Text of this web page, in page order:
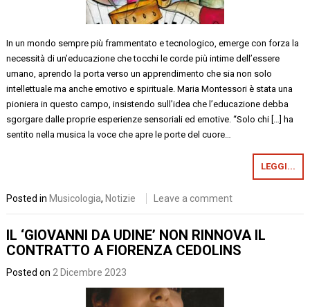
In un mondo sempre più frammentato e tecnologico, emerge con forza la
necessità di un’educazione che tocchi le corde più intime dell’essere
umano, aprendo la porta verso un apprendimento che sia non solo
intellettuale ma anche emotivo e spirituale. Maria Montessori è stata una
pioniera in questo campo, insistendo sull’idea che l’educazione debba
sgorgare dalle proprie esperienze sensoriali ed emotive. “Solo chi […] ha
sentito nella musica la voce che apre le porte del cuore…
LEGGI...
Posted inMusicologia,Notizie Leave a comment
IL ‘GIOVANNI DA UDINE’ NON RINNOVA IL
CONTRATTO A FIORENZA CEDOLINS
Posted on 2 Dicembre 2023